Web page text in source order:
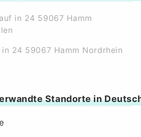
in 24 59067 Hamm
24 59067 Hamm Nordrhein
Standorte in